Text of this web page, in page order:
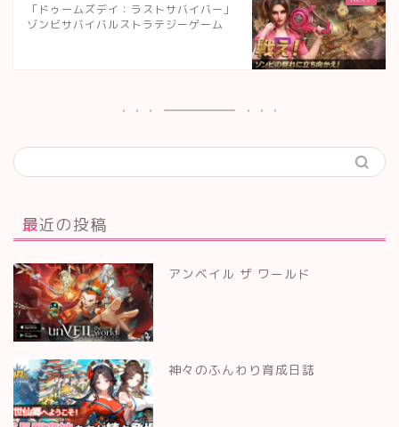
「ドゥームズデイ：ラストサバイバー」
ゾンビサバイバルストラテジーゲーム
最近の投稿
アンベイル ザ ワールド
神々のふんわり育成日誌